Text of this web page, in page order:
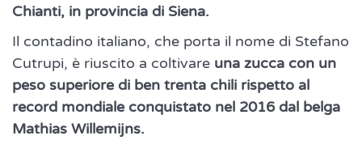
Chianti, in provincia di Siena.
Il contadino italiano, che porta il nome di Stefano
Cutrupi, è riuscito a coltivare una zucca con un
peso superiore di ben trenta chili rispetto al
record mondiale conquistato nel 2016 dal belga
Mathias Willemijns.